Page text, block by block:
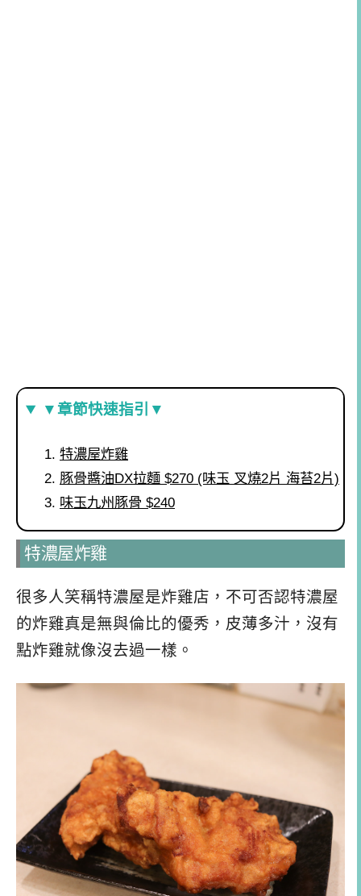
▼章節快速指引▼
特濃屋炸雞
豚骨醬油DX拉麵 $270 (味玉 叉燒2片 海苔2片)
味玉九州豚骨 $240
特濃屋炸雞
很多人笑稱特濃屋是炸雞店，不可否認特濃屋
的炸雞真是無與倫比的優秀，皮薄多汁，沒有
點炸雞就像沒去過一樣。